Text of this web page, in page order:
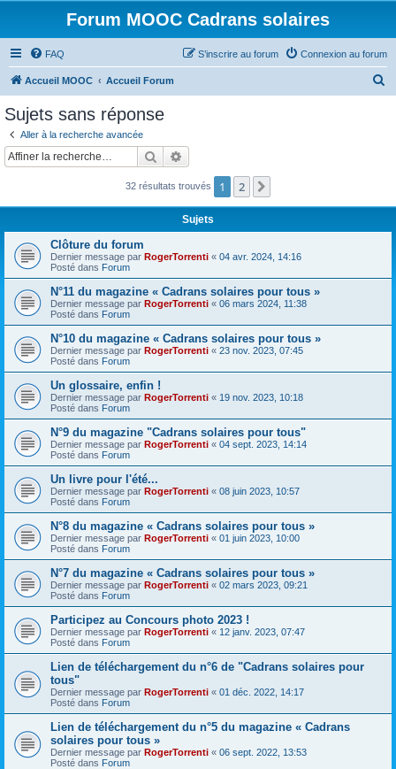
Forum MOOC Cadrans solaires
FAQ Connexion au forum
S’inscrire au forum
Accueil MOOC Accueil Forum
c
Sujets sans réponse
Aller à la recherche avancée
Rechercher
32 résultats trouvés 1 2
Sujets
Clôture du forum
Dernier message par RogerTorrenti « 04 avr. 2024, 14:16
Posté dans Forum
N°11 du magazine « Cadrans solaires pour tous »
Dernier message par RogerTorrenti « 06 mars 2024, 11:38
Posté dans Forum
N°10 du magazine « Cadrans solaires pour tous »
Dernier message par RogerTorrenti « 23 nov. 2023, 07:45
Posté dans Forum
Un glossaire, enfin !
Dernier message par RogerTorrenti « 19 nov. 2023, 10:18
Posté dans Forum
N°9 du magazine "Cadrans solaires pour tous"
Dernier message par RogerTorrenti « 04 sept. 2023, 14:14
Posté dans Forum
Un livre pour l'été...
Dernier message par RogerTorrenti « 08 juin 2023, 10:57
Posté dans Forum
N°8 du magazine « Cadrans solaires pour tous »
Dernier message par RogerTorrenti « 01 juin 2023, 10:00
Posté dans Forum
N°7 du magazine « Cadrans solaires pour tous »
Dernier message par RogerTorrenti « 02 mars 2023, 09:21
Posté dans Forum
Participez au Concours photo 2023 !
Dernier message par RogerTorrenti « 12 janv. 2023, 07:47
Posté dans Forum
Lien de téléchargement du n°6 de "Cadrans solaires pour
tous"
Dernier message par RogerTorrenti « 01 déc. 2022, 14:17
Posté dans Forum
Lien de téléchargement du n°5 du magazine « Cadrans
solaires pour tous »
Dernier message par RogerTorrenti « 06 sept. 2022, 13:53
Posté dans Forum